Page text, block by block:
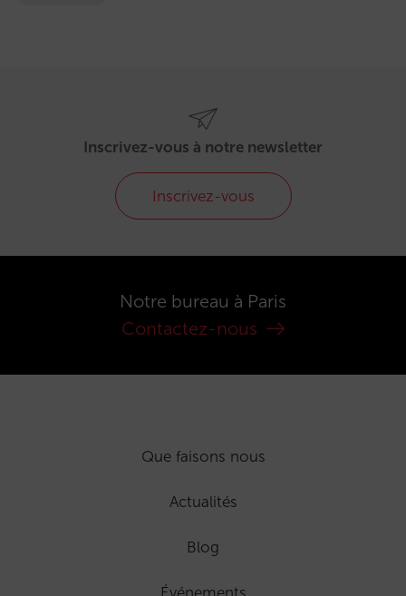
Inscrivez-vous à notre newsletter
Inscrivez-vous
Notre bureau à Paris
Contactez-nous
Que faisons nous
Actualités
Blog
Événements